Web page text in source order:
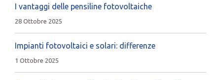
I vantaggi delle pensiline fotovoltaiche
28 Ottobre 2025
Impianti fotovoltaici e solari: differenze
1 Ottobre 2025